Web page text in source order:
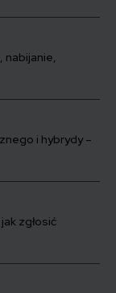
nabijanie,
i hybrydy –
zgłosić